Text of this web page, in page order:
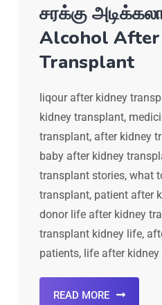
சரக்கு
Alcohol After
Transplant
liqour after kidney
kidney transplant,
transplant, after kidney
baby after kidney
transplant stories, what
transplant, patient after
donor life after kidney
transplant kidney life,
patients, life after
READ MORE